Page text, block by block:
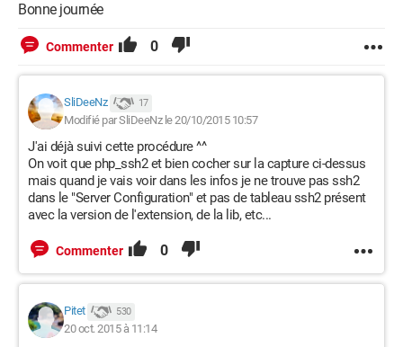
Bonne journée
Commenter 0
SliDeeNz 17
Modifié par SliDeeNz le 20/10/2015 10:57
J'ai déjà suivi cette procédure ^^
On voit que php_ssh2 et bien cocher sur la capture ci-dessus
mais quand je vais voir dans les infos je ne trouve pas ssh2
dans le "Server Configuration" et pas de tableau ssh2 présent
avec la version de l'extension, de la lib, etc...
Commenter 0
Pitet 530
20 oct. 2015 à 11:14